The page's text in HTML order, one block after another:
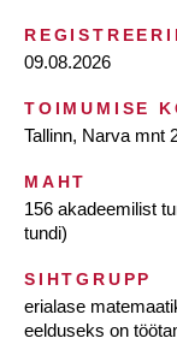
09.08.2026
TOIMUMISE
Tallinn, Narva mnt
MAHT
156 akadeemilist
tundi)
SIHTGRUPP
erialase
eelduseks on